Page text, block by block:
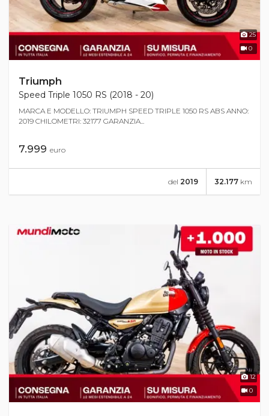
25
0
Triumph
Speed Triple 1050 RS (2018 - 20)
MARCA E MODELLO: TRIUMPH SPEED TRIPLE 1050 RS ABS ANNO:
2019 CHILOMETRI: 32177 GARANZIA...
7.999 euro
32.177 km
del 2019
12
0